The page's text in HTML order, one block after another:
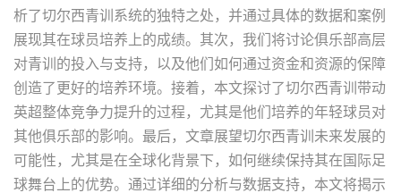
析了切尔西青训系统的独特之处，并通过具体的数据和案例
展现其在球员培养上的成绩。其次，我们将讨论俱乐部高层
对青训的投入与支持，以及他们如何通过资金和资源的保障
创造了更好的培养环境。接着，本文探讨了切尔西青训带动
英超整体竞争力提升的过程，尤其是他们培养的年轻球员对
其他俱乐部的影响。最后，文章展望切尔西青训未来发展的
可能性，尤其是在全球化背景下，如何继续保持其在国际足
球舞台上的优势。通过详细的分析与数据支持，本文将揭示